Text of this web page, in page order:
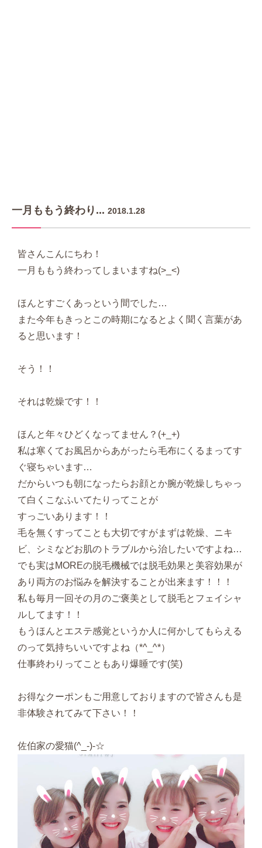
一月ももう終わり... 2018.1.28
皆さんこんにちわ！
一月ももう終わってしまいますね(>_<)
ほんとすごくあっという間でした…
また今年もきっとこの時期になるとよく聞く言葉があ
ると思います！
そう！！
それは乾燥です！！
ほんと年々ひどくなってません？(+_+)
私は寒くてお風呂からあがったら毛布にくるまってす
ぐ寝ちゃいます…
だからいつも朝になったらお顔とか腕が乾燥しちゃっ
て白くこなふいてたりってことが
すっごいあります！！
毛を無くすってことも大切ですがまずは乾燥、ニキ
ビ、シミなどお肌のトラブルから治したいですよね…
でも実はMOREの脱毛機械では脱毛効果と美容効果が
あり両方のお悩みを解決することが出来ます！！！
私も毎月一回その月のご褒美として脱毛とフェイシャ
ルしてます！！
もうほんとエステ感覚というか人に何かしてもらえる
のって気持ちいいですよね（*^_^*）
仕事終わりってこともあり爆睡です(笑)
お得なクーポンもご用意しておりますので皆さんも是
非体験されてみて下さい！！
佐伯家の愛猫(^_-)-☆